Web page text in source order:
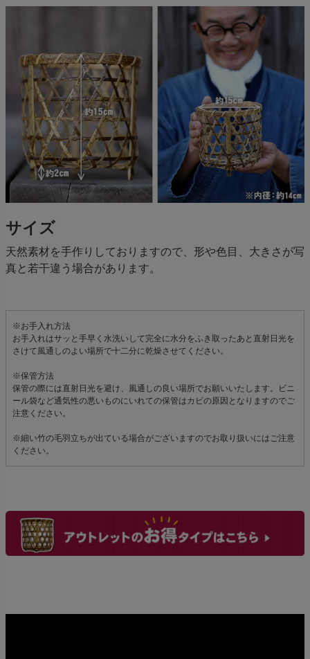
サイズ
天然素材を手作りしておりますので、形や色目、大きさが写
真と若干違う場合があります。
※お手入れ方法
お手入れはサッと手早く水洗いして完全に水分をふき取ったあと直射日光を
さけて風通しのよい場所で十二分に乾燥させてください。
※保管方法
保管の際には直射日光を避け、風通しの良い場所でお願いいたします。ビニ
ール袋など通気性の悪いものにいれての保管はカビの原因となりますのでご
注意ください。
※細い竹の毛羽立ちが出ている場合がございますのでお取り扱いにはご注意
ください。